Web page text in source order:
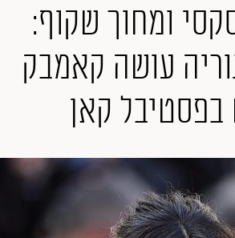
אופנה
ביוטי
סלבס
ערוצים נוספים
המגזין
ומחוך שקוף:
עושה קאמבק
בפסטיבל קאן